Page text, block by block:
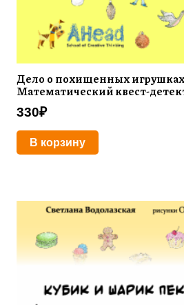
Дело о похищенных
Математический квест-
330₽
В корзину